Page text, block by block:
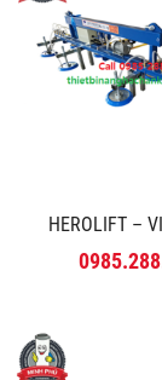
HEROLIFT –